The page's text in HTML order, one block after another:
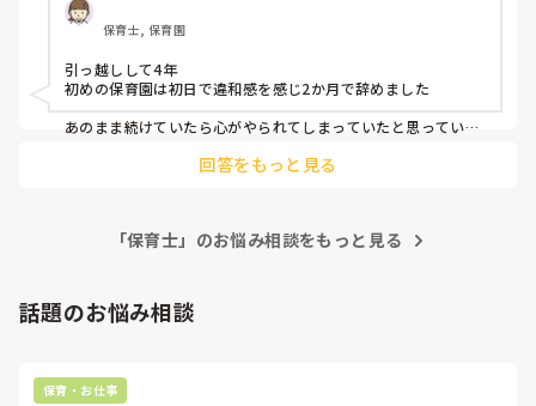
どうして良いか分からず悩んでいます。
まだ初日ですが、それでも明日からどうしようという気持ち
にしかなれず、、、良い大人が情け無いです。。。
同じような方や、気持ちに共感できる方お話出来ると嬉しい
です。
保育士, 保育園
引っ越しして4年
初めの保育園は初日で違和感を感じ2か月で辞めました
あのまま続けていたら心がやられてしまっていたと思っていま
自分が1番大切です！！回答をもっと見る
「保育士」のお悩み相談をもっと見る
話題のお悩み相談
保育・お仕事